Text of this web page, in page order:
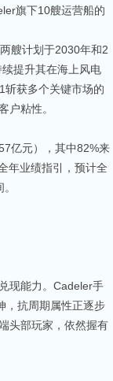
旗下10艘运营船的
艘计划于2030年和2
提升其在海上风电
斩获多个关键市场的
户粘性。
亿元），其中82%来
年业绩指引，预计全
现能力。Cadeler手
，抗周期属性正逐步
头部玩家，依然握有